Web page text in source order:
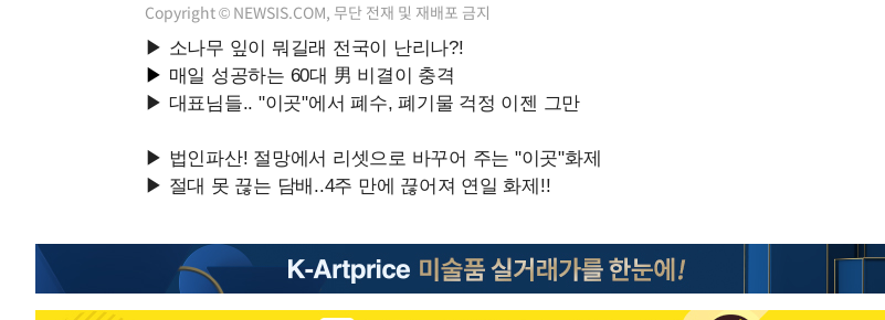
Copyright © NEWSIS.COM, 무단 전재 및 재배포 금지